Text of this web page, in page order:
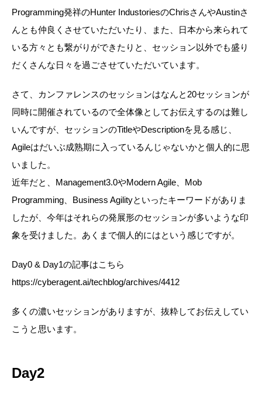
Programming発祥のHunter IndustoriesのChrisさんやAustinさ
んとも仲良くさせていただいたり、また、日本から来られて
いる方々とも繋がりができたりと、セッション以外でも盛り
だくさんな日々を過ごさせていただいています。
さて、カンファレンスのセッションはなんと20セッションが
同時に開催されているので全体像としてお伝えするのは難し
いんですが、セッションのTitleやDescriptionを見る感じ、
Agileはだいぶ成熟期に入っているんじゃないかと個人的に思
いました。
近年だと、Management3.0やModern Agile、Mob
Programming、Business Agilityといったキーワードがありま
したが、今年はそれらの発展形のセッションが多いような印
象を受けました。あくまで個人的にはという感じですが。
Day0 & Day1の記事はこちら
https://cyberagent.ai/techblog/archives/4412
多くの濃いセッションがありますが、抜粋してお伝えしてい
こうと思います。
Day2